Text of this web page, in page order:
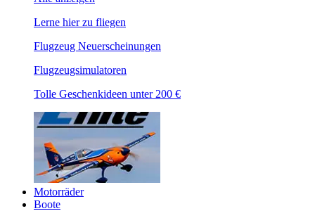
Lerne hier zu fliegen
Flugzeug Neuerscheinungen
Flugzeugsimulatoren
Tolle Geschenkideen unter 200 €
Motorräder
Boote